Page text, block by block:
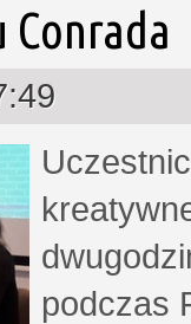
Conrada
podczas